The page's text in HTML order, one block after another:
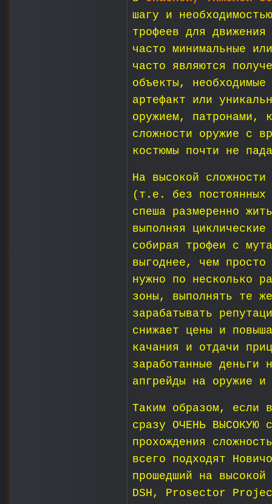
шагу и
трофеев для
часто минимальные
часто являются
объекты,
артефакт или
оружием, патронами,
сложности оружие с
костюмы почти не
На высокой
(т.е. без постоянных
спеша размеренно
выполняя
собирая трофеи с
выгоднее, чем
нужно по несколько
зоны, выполнять те
зарабатывать
снижает цены и
качания и отдачи
заработанные деньги
апгрейды на оружие
Таким образом, если
сразу ОЧЕНЬ ВЫСОКУЮ
прохождения
всего подходят
прошедший на
DSH, Prosector